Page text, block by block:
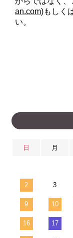
an.com)もしく
い。
日 月
2 3
9 10
16 17